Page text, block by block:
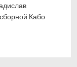
Кабо-